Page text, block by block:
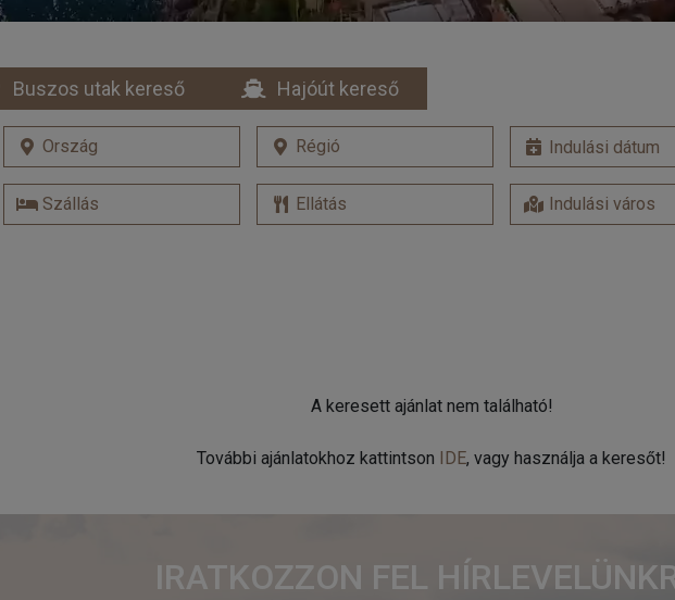
Buszos utak kereső Hajóút kereső
A keresett ajánlat nem található!
További ajánlatokhoz kattintson IDE, vagy használja a keresőt!
IRATKOZZON FEL